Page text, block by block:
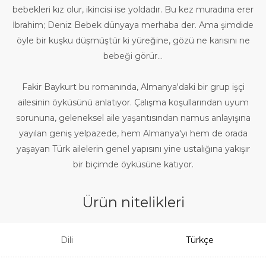
bebekleri kız olur, ikincisi ise yoldadır. Bu kez muradına erer
İbrahim; Deniz Bebek dünyaya merhaba der. Ama şimdide
öyle bir kuşku düşmüştür ki yüreğine, gözü ne karısını ne
bebeği görür...
Fakir Baykurt bu romanında, Almanya′daki bir grup işçi
ailesinin öyküsünü anlatıyor. Çalışma koşullarından uyum
sorununa, geleneksel aile yaşantısından namus anlayışına
yayılan geniş yelpazede, hem Almanya′yı hem de orada
yaşayan Türk ailelerin genel yapısını yine ustalığına yakışır
bir biçimde öyküsüne katıyor.
Ürün nitelikleri
Dili Türkçe